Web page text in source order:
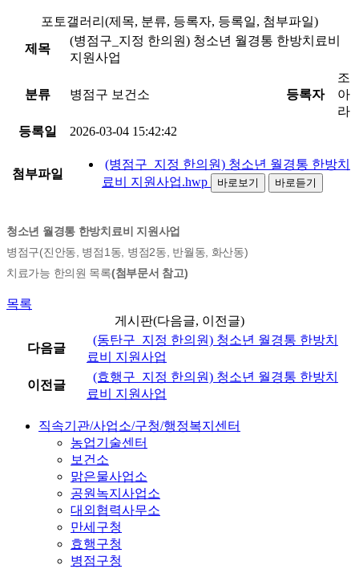
포토갤러리(제목, 분류, 등록자, 등록일, 첨부파일)
제목
(병점구_지정 한의원) 청소년 월경통 한방치료비
지원사업
분류 병점구 보건소 등록자
조
아
라
등록일
2026-03-04 15:42:42
첨부파일
(병점구_지정 한의원) 청소년 월경통 한방치
료비 지원사업.hwp
바로보기 바로듣기
청소년 월경통 한방치료비 지원사업
병점구(진안동, 병점1동, 병점2동, 반월동, 화산동)
치료가능 한의원 목록(첨부문서 참고)
목록
게시판(다음글, 이전글)
다음글
(동탄구_지정 한의원) 청소년 월경통 한방치
료비 지원사업
이전글
(효행구_지정 한의원) 청소년 월경통 한방치
료비 지원사업
직속기관/사업소/구청/행정복지센터
농업기술센터
보건소
맑은물사업소
공원녹지사업소
대외협력사무소
만세구청
효행구청
병점구청